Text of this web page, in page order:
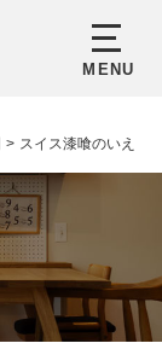
> スイス漆喰のいえ